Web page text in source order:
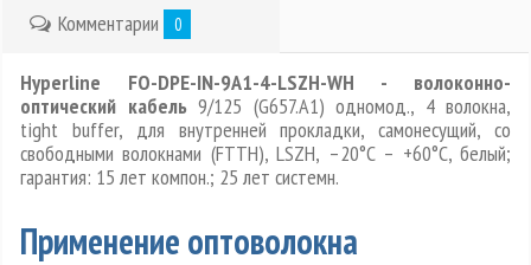
Комментарии
0
Hyperline FO-DPE-IN-9A1-4-LSZH-WH - волоконно-
оптический кабель9/125 (G657.А1) одномод., 4 волокна,
tight buffer, для внутренней прокладки, самонесущий, со
свободными волокнами (FTTH), LSZH, –20°C – +60°C, белый;
гарантия: 15 лет компон.; 25 лет системн.
Применение оптоволокна